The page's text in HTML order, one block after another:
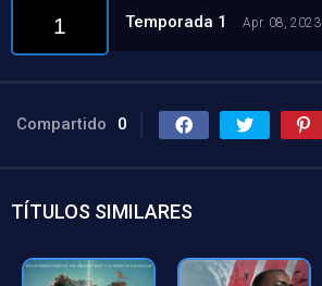
1 Temporada 1 Apr. 08, 2023
Compartido 0
TÍTULOS SIMILARES